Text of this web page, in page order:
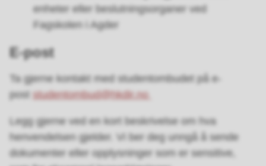
enheter eller beslutningsorganer ved
Fagskolen i Agder
E-post
Ta gjerne kontakt med studentombudet på e-
post studentombud@hkdir.no
Legg gjerne ved en kort beskrivelse om hva
henvendelsen gjelder. Vi ber deg unngå å sende
dokumenter eller opplysninger som er sensitive,